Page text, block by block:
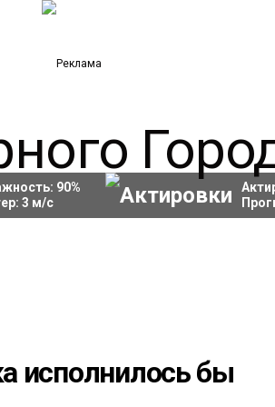
90%
3 м/с
исполнилось бы